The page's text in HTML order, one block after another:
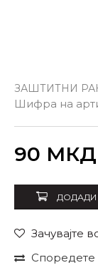
ЗАШТИТНИ
Шифра на
90 МКД
Одбери
Зачувајте
Споредете